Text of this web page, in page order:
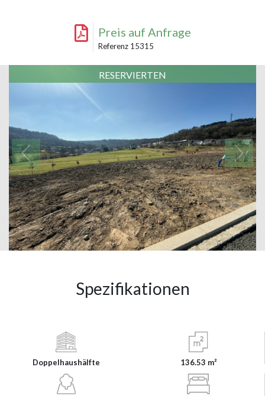
Preis auf Anfrage
Referenz 15315
RESERVIERTEN
Spezifikationen
Doppelhaushälfte 136.53 m²